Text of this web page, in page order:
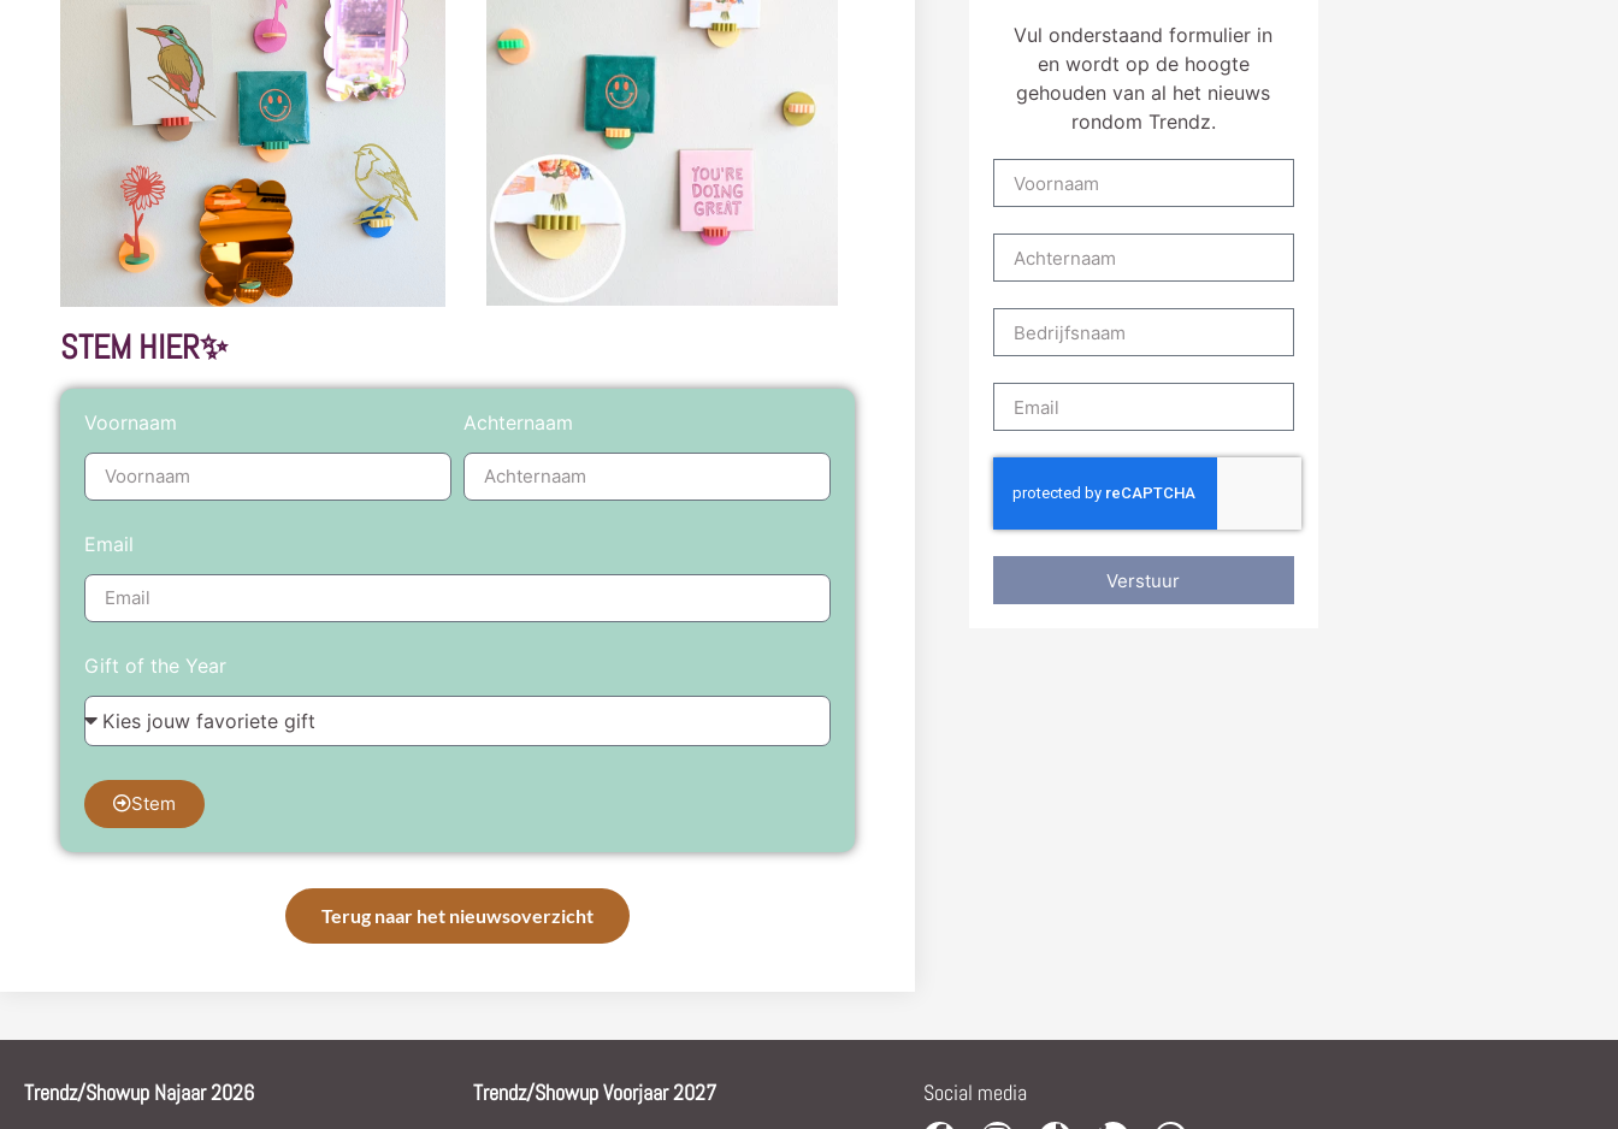
STEM HIER✨
Voornaam Achternaam
Email
Gift of the Year
Stem
Terug naar het nieuwsoverzicht
Vul onderstaand formulier in
en wordt op de hoogte
gehouden van al het nieuws
rondom Trendz.
Verstuur
Trendz/Showup Najaar 2026 Trendz/Showup Voorjaar 2027 Social media